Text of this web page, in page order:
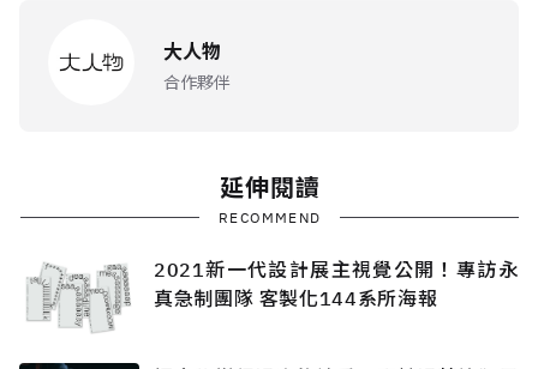
大人物
合作夥伴
延伸閱讀
RECOMMEND
2021新一代設計展主視覺公開！專訪永
真急制團隊 客製化144系所海報